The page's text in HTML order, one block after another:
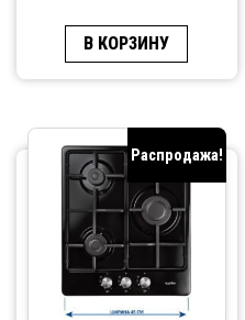
В КОРЗИНУ
Распродажа!